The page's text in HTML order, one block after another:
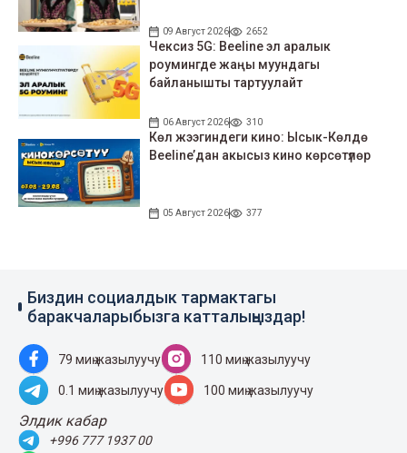
09 Август 2026 2652
Чексиз 5G: Beeline эл аралык
роумингде жаңы муундагы
байланышты тартуулайт
06 Август 2026 310
Көл жээгиндеги кино: Ысык-Көлдө
Beeline’дан акысыз кино көрсөтүлөр
05 Август 2026 377
Биздин социалдык тармактагы
баракчаларыбызга катталыңыздар!
79 миң жазылуучу 110 миң жазылуучу
0.1 миң жазылуучу 100 миң жазылуучу
Элдик кабар
+996 777 1937 00